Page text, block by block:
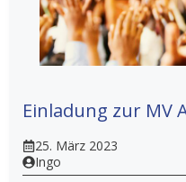
Einladung zur MV
25. März 2023
Ingo